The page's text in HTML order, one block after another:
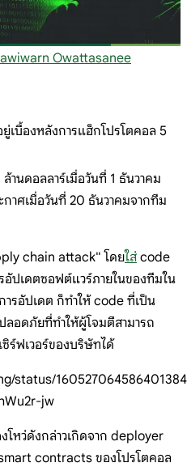
Owattasanee
เบื้องหลังการแฮ็กโปรโตคอล 5
านดอลลาร์เมื่อวันที่ 1 ธันวาคม
าศเมื่อวันที่ 20 ธันวาคมจากทีม
chain attack" โดยใส่ code
ปเดตซอฟต์แวร์ภายในของทีมใน
รอัปเดต ก็ทำให้ code ที่เป็น
ลอดภัยที่ทำให้ผู้โจมตีสามารถ
ร์ฟเวอร์ของบริษัทได้
status/
jw
โหว่ดังกล่าวเกิดจาก deployer
contracts ของโปรโตคอล